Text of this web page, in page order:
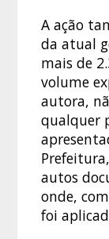
A ação
da atual
mais de
volume
autora,
qualquer
autos
onde,
foi